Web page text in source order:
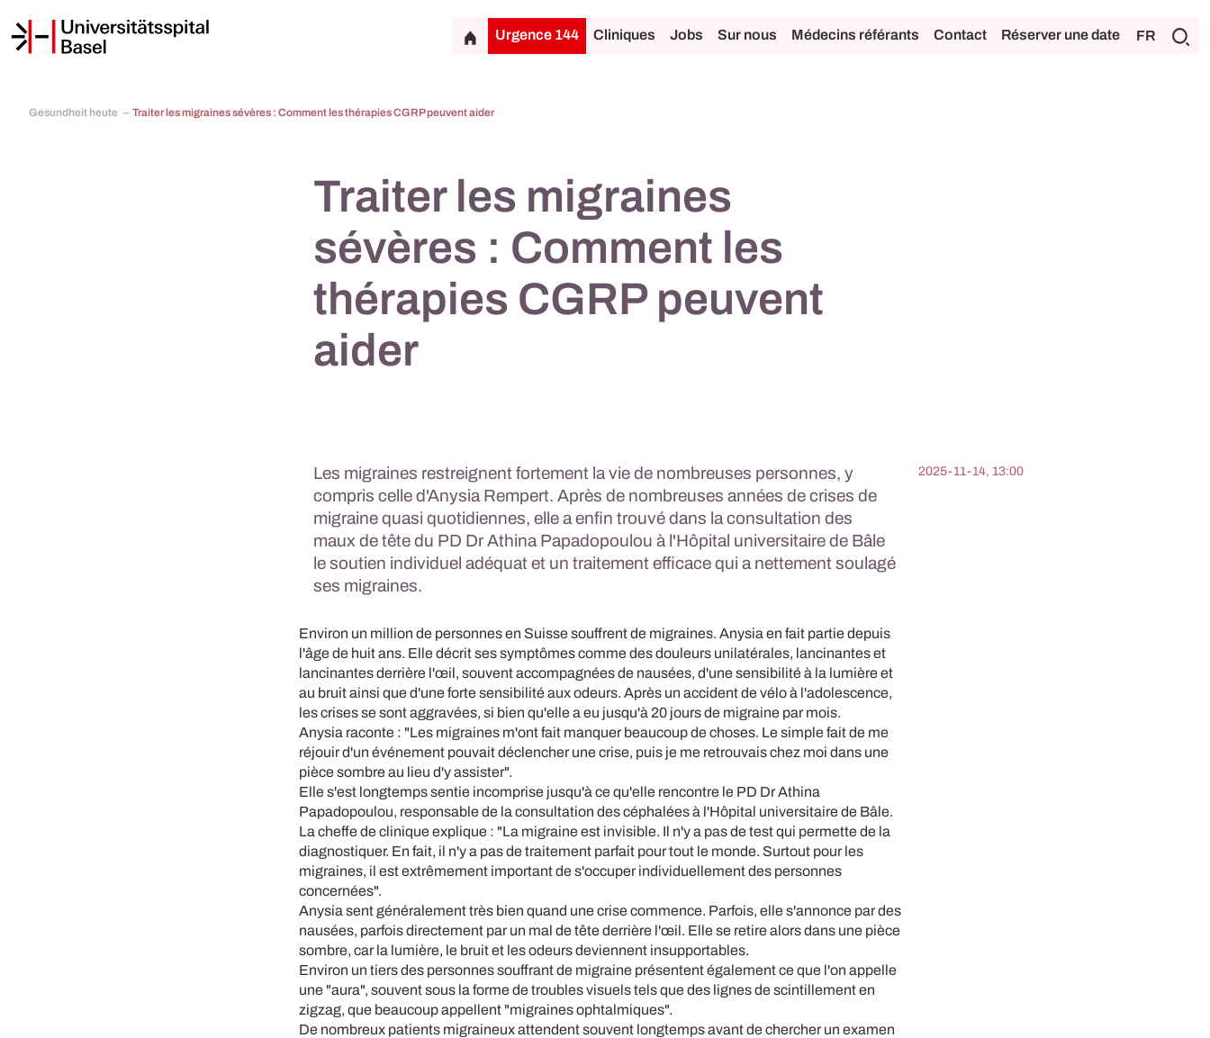
Urgence 144 Cliniques Jobs Sur nous Médecins référants Contact Réserver une date FR
Gesundheit heute Traiter les migraines sévères : Comment les thérapies CGRP peuvent aider
Traiter les migraines
sévères : Comment les
thérapies CGRP peuvent
aider
Les migraines restreignent fortement la vie de nombreuses personnes, y
compris celle d'Anysia Rempert. Après de nombreuses années de crises de
migraine quasi quotidiennes, elle a enfin trouvé dans la consultation des
maux de tête du PD Dr Athina Papadopoulou à l'Hôpital universitaire de Bâle
le soutien individuel adéquat et un traitement efficace qui a nettement soulagé
ses migraines.
2025-11-14, 13:00
Environ un million de personnes en Suisse souffrent de migraines. Anysia en fait partie depuis
l'âge de huit ans. Elle décrit ses symptômes comme des douleurs unilatérales, lancinantes et
lancinantes derrière l'œil, souvent accompagnées de nausées, d'une sensibilité à la lumière et
au bruit ainsi que d'une forte sensibilité aux odeurs. Après un accident de vélo à l'adolescence,
les crises se sont aggravées, si bien qu'elle a eu jusqu'à 20 jours de migraine par mois.
Anysia raconte : "Les migraines m'ont fait manquer beaucoup de choses. Le simple fait de me
réjouir d'un événement pouvait déclencher une crise, puis je me retrouvais chez moi dans une
pièce sombre au lieu d'y assister".
Elle s'est longtemps sentie incomprise jusqu'à ce qu'elle rencontre le PD Dr Athina
Papadopoulou, responsable de la consultation des céphalées à l'Hôpital universitaire de Bâle.
La cheffe de clinique explique : "La migraine est invisible. Il n'y a pas de test qui permette de la
diagnostiquer. En fait, il n'y a pas de traitement parfait pour tout le monde. Surtout pour les
migraines, il est extrêmement important de s'occuper individuellement des personnes
concernées".
Anysia sent généralement très bien quand une crise commence. Parfois, elle s'annonce par des
nausées, parfois directement par un mal de tête derrière l'œil. Elle se retire alors dans une pièce
sombre, car la lumière, le bruit et les odeurs deviennent insupportables.
Environ un tiers des personnes souffrant de migraine présentent également ce que l'on appelle
une "aura", souvent sous la forme de troubles visuels tels que des lignes de scintillement en
zigzag, que beaucoup appellent "migraines ophtalmiques".
De nombreux patients migraineux attendent souvent longtemps avant de chercher un examen